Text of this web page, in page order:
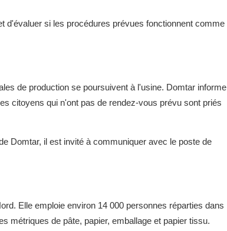
d'évaluer si les procédures prévues fonctionnent comme
de production se poursuivent à l'usine. Domtar informe
citoyens qui n'ont pas de rendez-vous prévu sont priés
Domtar, il est invité à communiquer avec le poste de
Elle emploie environ 14 000 personnes réparties dans
métriques de pâte, papier, emballage et papier tissu.